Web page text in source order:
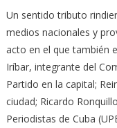
Un sentido tributo
medios nacionales y
acto en el que también
Iríbar, integrante del
Partido en la capital;
ciudad; Ricardo
Periodistas de Cuba